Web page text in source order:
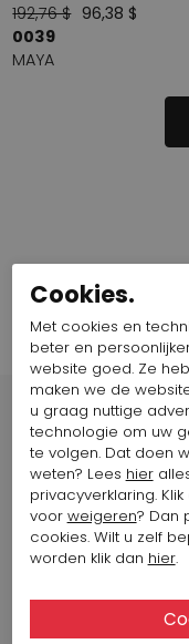
192,76 $ 96,38 $
0039
MAYA
Cookies.
Met cookies en
beter en
website goed. Ze
maken we de
u graag nuttige
technologie om uw
te volgen. Dat doen
weten? Lees hier
privacyverklaring.
voor weigeren? Dan
cookies. Wilt u zelf
worden klik dan hier.